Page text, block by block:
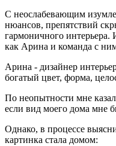
С неослабевающим
нюансов, препятствий
гармоничного
как Арина и команда с
Арина - дизайнер
богатый цвет, форма,
По неопытности мне
если вид моего дома мне
Однако, в процессе
картинка стала домом: